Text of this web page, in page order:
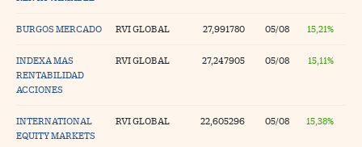
BURGOS MERCADO RVI GLOBAL 27,991780 05/08 15,21%
INDEXA MAS
RENTABILIDAD
ACCIONES
RVI GLOBAL 27,247905 05/08 15,11%
INTERNATIONAL
EQUITY MARKETS
RVI GLOBAL 22,605296 05/08 15,38%